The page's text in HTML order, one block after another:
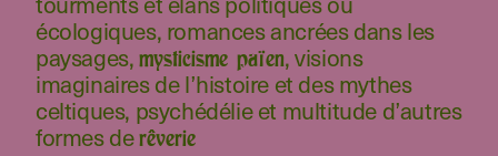
écologiques, romances ancrées dans les
paysages, mysticisme païen, visions
imaginaires de l’histoire et des mythes
celtiques, psychédélie et multitude d’autres
formes derêverie